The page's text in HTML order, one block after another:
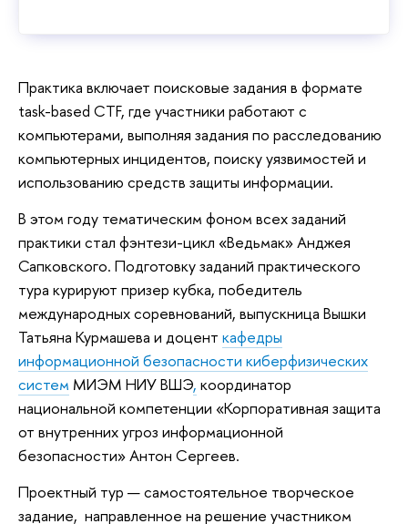
Практика включает поисковые задания в формате
task-based CTF, где участники работают с
компьютерами, выполняя задания по расследованию
компьютерных инцидентов, поиску уязвимостей и
использованию средств защиты информации.
В этом году тематическим фоном всех заданий
практики стал фэнтези-цикл «Ведьмак» Анджея
Сапковского. Подготовку заданий практического
тура курируют призер кубка, победитель
международных соревнований, выпускница Вышки
Татьяна Курмашева и доцент кафедры
информационной безопасности киберфизических
систем МИЭМ НИУ ВШЭ, координатор
национальной компетенции «Корпоративная защита
от внутренних угроз информационной
безопасности» Антон Сергеев.
Проектный тур — самостоятельное творческое
задание, направленное на решение участником